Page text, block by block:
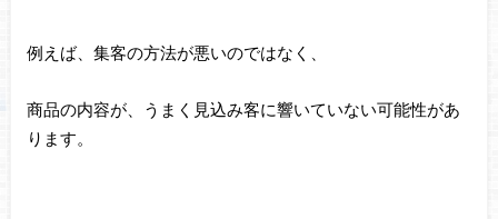
例えば、集客の方法が悪いのではなく、
商品の内容が、うまく見込み客に響いていない可能性があ
ります。